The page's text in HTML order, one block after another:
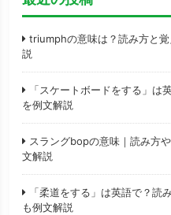
triumphの意味は？読み方と
説
「スケートボードをする」は
を例文解説
スラングbopの意味｜読み方
文解説
「柔道をする」は英語で？読
も例文解説